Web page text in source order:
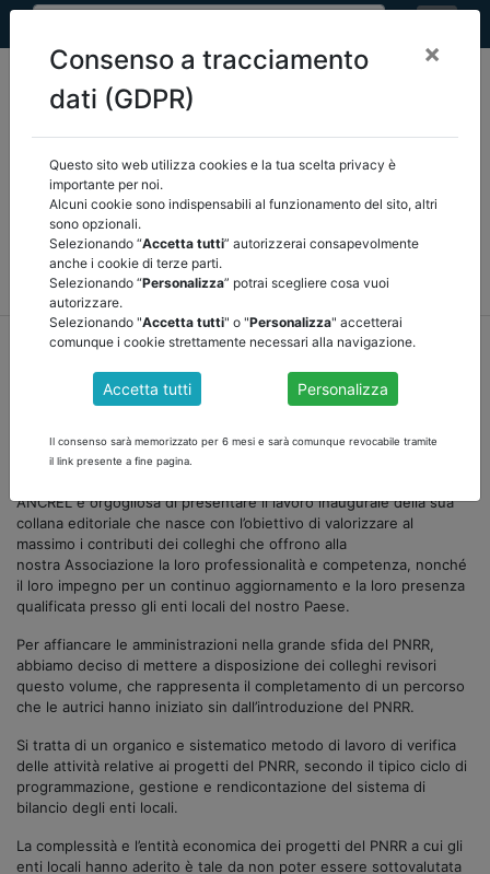
Seleziona una categoria:
COMUNICAZIONI
RASSEGNA STAMPA VEDI TUTTE
home notizie comunicazioni/torna indietro
SUI FONDI DEL PNRR Check list, verbali e
istruzioni operative
ANCREL è orgogliosa di presentare il lavoro inaugurale della sua
collana editoriale che nasce con l’obiettivo di valorizzare al
massimo i contributi dei colleghi che offrono alla
nostra Associazione la loro professionalità e competenza, nonché
il loro impegno per un continuo aggiornamento e la loro presenza
qualificata presso gli enti locali del nostro Paese.
Per affiancare le amministrazioni nella grande sfida del PNRR,
abbiamo deciso di mettere a disposizione dei colleghi revisori
questo volume, che rappresenta il completamento di un percorso
che le autrici hanno iniziato sin dall’introduzione del PNRR.
Si tratta di un organico e sistematico metodo di lavoro di verifica
delle attività relative ai progetti del PNRR, secondo il tipico ciclo di
programmazione, gestione e rendicontazione del sistema di
bilancio degli enti locali.
La complessità e l’entità economica dei progetti del PNRR a cui gli
enti locali hanno aderito è tale da non poter essere sottovalutata
Consenso a tracciamento
dati (GDPR)
×
Questo sito web utilizza cookies e la tua scelta privacy è
importante per noi.
Alcuni cookie sono indispensabili al funzionamento del sito, altri
sono opzionali.
Selezionando “Accetta tutti” autorizzerai consapevolmente
anche i cookie di terze parti.
Selezionando “Personalizza” potrai scegliere cosa vuoi
autorizzare.
Selezionando "Accetta tutti" o "Personalizza" accetterai
comunque i cookie strettamente necessari alla navigazione.
Accetta tutti Personalizza
Il consenso sarà memorizzato per 6 mesi e sarà comunque revocabile tramite
il link presente a fine pagina.